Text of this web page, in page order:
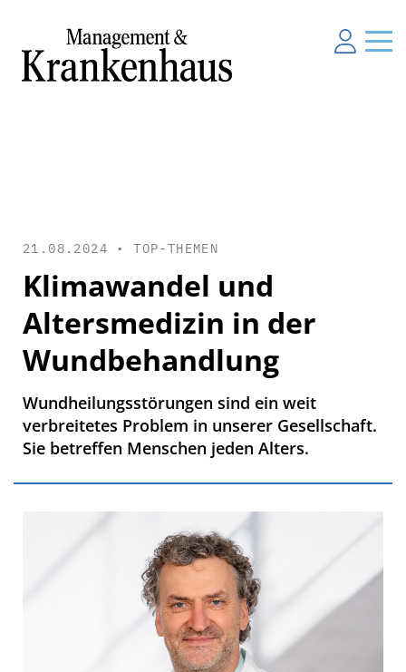
21.08.2024 •TOP-THEMEN
Klimawandel und
Altersmedizin in der
Wundbehandlung
Wundheilungsstörungen sind ein weit
verbreitetes Problem in unserer Gesellschaft.
Sie betreffen Menschen jeden Alters.